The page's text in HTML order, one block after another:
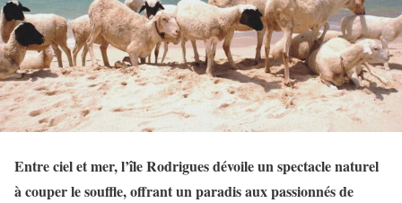
Entre ciel et mer, l’île Rodrigues dévoile un spectacle naturel
à couper le souffle, offrant un paradis aux passionnés de